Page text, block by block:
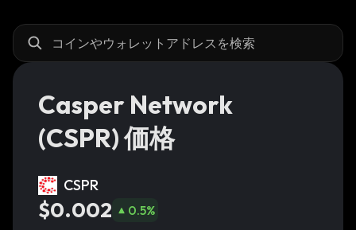
Casper Network
(CSPR) 価格
CSPR
$0.002 0.5%